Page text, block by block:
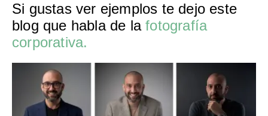
Si gustas ver ejemplos te dejo este
blog que habla de lafotografía
corporativa.